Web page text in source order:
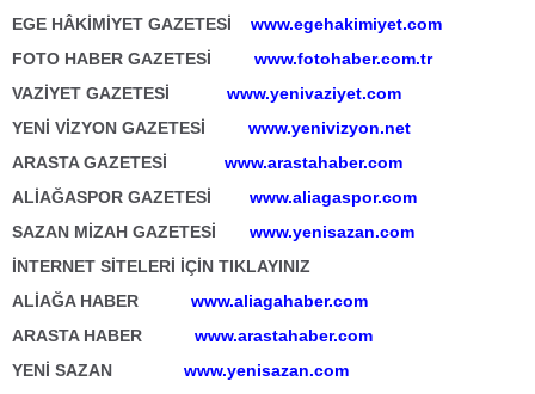
EGE HÂKİMİYET GAZETESİ
www.egehakimiyet.com
FOTO HABER GAZETESİ
www.fotohaber.com.tr
VAZİYET GAZETESİ www.yenivaziyet.com
YENİ VİZYON GAZETESİ
www.yenivizyon.net
ARASTA GAZETESİ www.arastahaber.com
ALİAĞASPOR GAZETESİ
www.aliagaspor.com
SAZAN MİZAH GAZETESİ
www.yenisazan.com
İNTERNET SİTELERİ İÇİN TIKLAYINIZ
ALİAĞA HABER www.aliagahaber.com
ARASTA HABER www.arastahaber.com
YENİ SAZAN www.yenisazan.com